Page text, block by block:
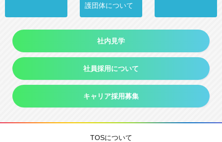
護団体について
社内見学
社員採用について
キャリア採用募集
TOSについて